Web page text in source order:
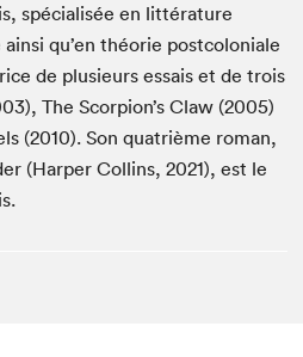
spécialisée en littérature
qu’en théorie postcoloniale
de plusieurs essais et de trois
The Scorpion’s Claw (2005)
(2010). Son quatrième roman,
(Harper Collins, 2021), est le